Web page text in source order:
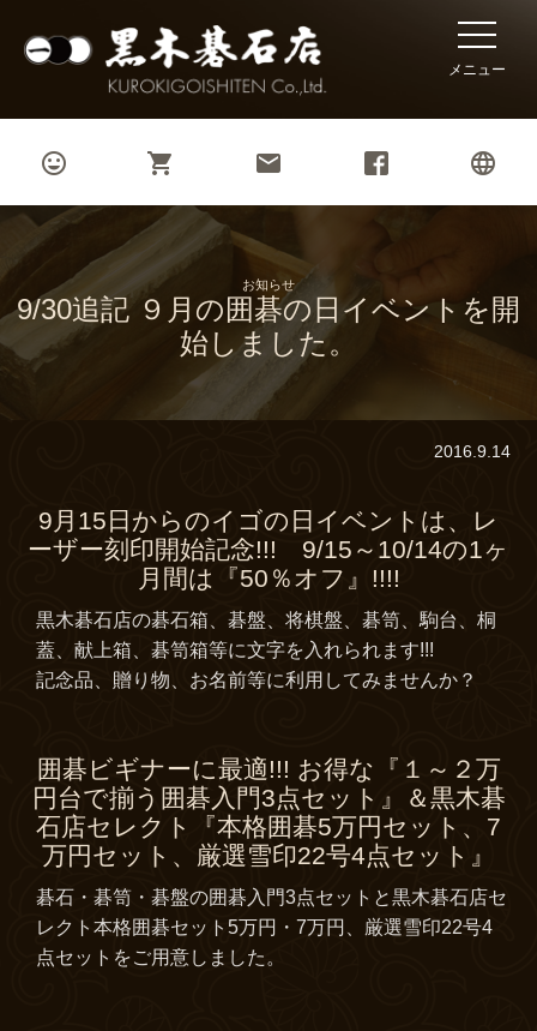
toggle
メニュー
   
お知らせ
9/30追記 ９月の囲碁の日イベントを開
始しました。
2016.9.14
9月15日からのイゴの日イベントは、レ
ーザー刻印開始記念!!! 9/15～10/14の1ヶ
月間は『50％オフ』!!!!
黒木碁石店の碁石箱、碁盤、将棋盤、碁笥、駒台、桐
蓋、献上箱、碁笥箱等に文字を入れられます!!!
記念品、贈り物、お名前等に利用してみませんか？
囲碁ビギナーに最適!!! お得な『１～２万
円台で揃う囲碁入門3点セット』＆黒木碁
石店セレクト『本格囲碁5万円セット、7
万円セット、厳選雪印22号4点セット』
碁石・碁笥・碁盤の囲碁入門3点セットと黒木碁石店セ
レクト本格囲碁セット5万円・7万円、厳選雪印22号4
点セットをご用意しました。